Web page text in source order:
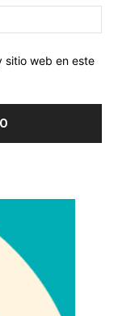
sitio web en este